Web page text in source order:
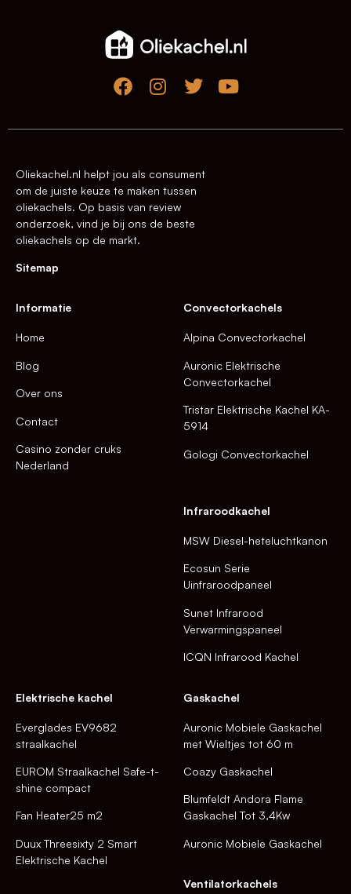
Oliekachel.nl helpt jou als consument
om de juiste keuze te maken tussen
oliekachels. Op basis van review
onderzoek, vind je bij ons de beste
oliekachels op de markt.
Sitemap
Informatie
Home
Blog
Over ons
Contact
Casino zonder cruks
Nederland
Convectorkachels
Alpina Convectorkachel
Auronic Elektrische
Convectorkachel
Tristar Elektrische Kachel KA-
5914
Gologi Convectorkachel
Infraroodkachel
MSW Diesel-heteluchtkanon
Ecosun Serie
Uinfraroodpaneel
Sunet Infrarood
Verwarmingspaneel
ICQN Infrarood Kachel
Elektrische kachel
Everglades EV9682
straalkachel
EUROM Straalkachel Safe-t-
shine compact
Fan Heater25 m2
Duux Threesixty 2 Smart
Elektrische Kachel
Gaskachel
Auronic Mobiele Gaskachel
met Wieltjes tot 60 m
Coazy Gaskachel
Blumfeldt Andora Flame
Gaskachel Tot 3,4Kw
Auronic Mobiele Gaskachel
Ventilatorkachels